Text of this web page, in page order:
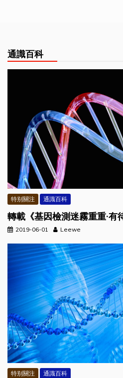
通識百科
特别關注 通識百科
轉載《基因檢測迷霧重重·有
2019-06-01 Leewe
特别關注 通識百科